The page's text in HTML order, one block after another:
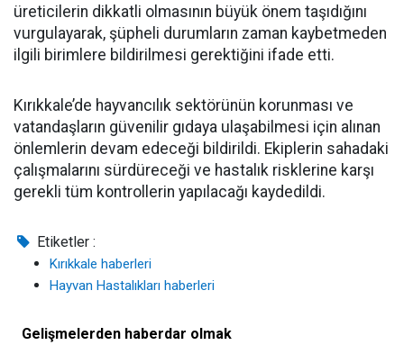
üreticilerin dikkatli olmasının büyük önem taşıdığını
vurgulayarak, şüpheli durumların zaman kaybetmeden
ilgili birimlere bildirilmesi gerektiğini ifade etti.
Kırıkkale’de hayvancılık sektörünün korunması ve
vatandaşların güvenilir gıdaya ulaşabilmesi için alınan
önlemlerin devam edeceği bildirildi. Ekiplerin sahadaki
çalışmalarını sürdüreceği ve hastalık risklerine karşı
gerekli tüm kontrollerin yapılacağı kaydedildi.
Etiketler :
Kırıkkale haberleri
Hayvan Hastalıkları haberleri
Gelişmelerden haberdar olmak